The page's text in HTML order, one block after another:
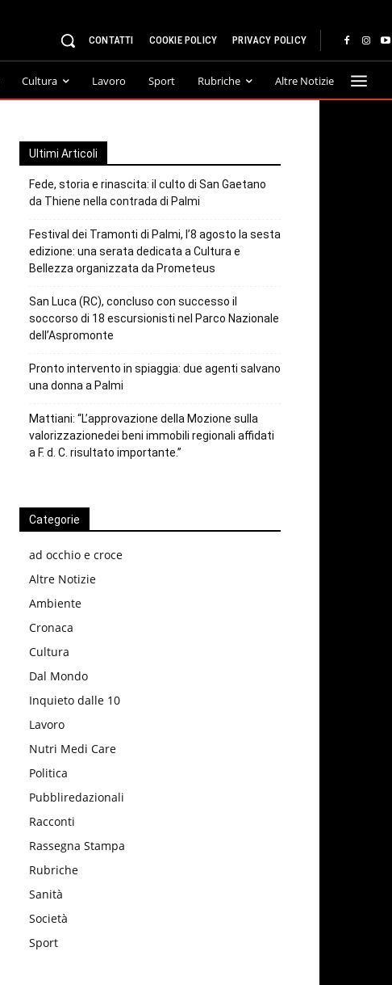
CONTATTI COOKIE POLICY PRIVACY POLICY
Cultura Lavoro Sport Rubriche Altre Notizie
Ultimi Articoli
Fede, storia e rinascita: il culto di San Gaetano
da Thiene nella contrada di Palmi
Festival dei Tramonti di Palmi, l’8 agosto la sesta
edizione: una serata dedicata a Cultura e
Bellezza organizzata da Prometeus
San Luca (RC), concluso con successo il
soccorso di 18 escursionisti nel Parco Nazionale
dell’Aspromonte
Pronto intervento in spiaggia: due agenti salvano
una donna a Palmi
Mattiani: “L’approvazione della Mozione sulla
valorizzazionedei beni immobili regionali affidati
a F. d. C. risultato importante.”
Categorie
ad occhio e croce
Altre Notizie
Ambiente
Cronaca
Cultura
Dal Mondo
Inquieto dalle 10
Lavoro
Nutri Medi Care
Politica
Pubbliredazionali
Racconti
Rassegna Stampa
Rubriche
Sanità
Società
Sport